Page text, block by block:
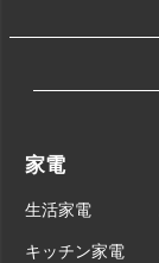
家電
生活家電
キッチン家電